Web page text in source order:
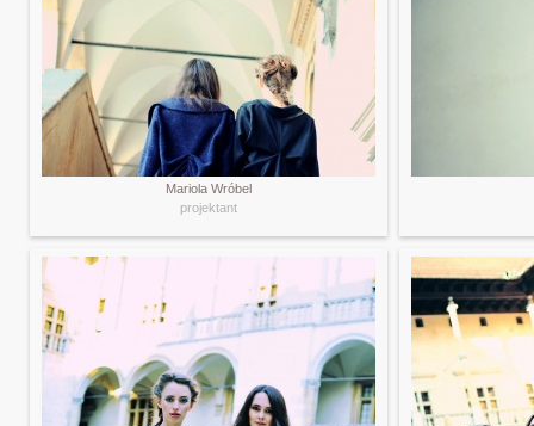
Mariola Wróbel
projektant